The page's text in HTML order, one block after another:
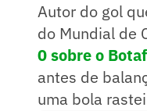
Autor do gol
do Mundial de
0 sobre o
antes de
uma bola